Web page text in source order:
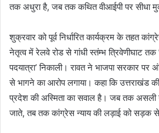
तक अधुरा है, जब तक कथित वीआईपी पर सीधा
शुक्रवार को पूर्व निर्धारित कार्यक्रम के तहत
नेतृत्व में रेलवे रोड से गांधी स्तंम्भ त्रिवेणीघाट तक
पदयात्रा’ निकाली। रावत ने भाजपा सरकार पर
से भागने का आरोप लगाया। कहा कि उत्तराखंड की
प्रदेश की अस्मिता का सवाल है। जब तक असली
जाते, तब तक कांग्रेस न्याय की लड़ाई को सड़क